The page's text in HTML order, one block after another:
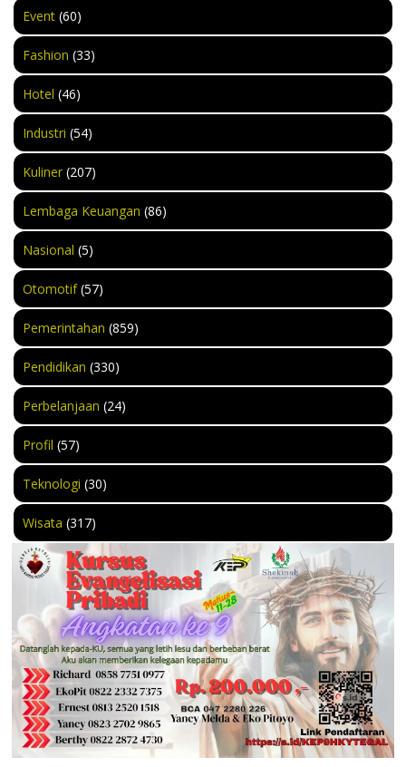
Event (60)
Fashion (33)
Hotel (46)
Industri (54)
Kuliner (207)
Lembaga Keuangan (86)
Nasional (5)
Otomotif(57)
Pemerintahan (859)
Pendidikan (330)
Perbelanjaan (24)
Profil (57)
Teknologi (30)
Wisata (317)